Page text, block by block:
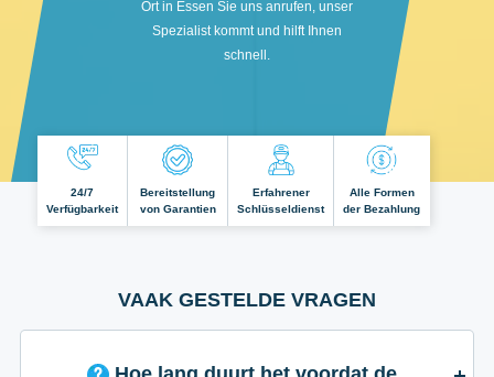
Ort in Essen Sie uns anrufen, unser
Spezialist kommt und hilft Ihnen
schnell.
24/7
Verfügbarkeit
Bereitstellung
von Garantien
Erfahrener
Schlüsseldienst
Alle Formen
der Bezahlung
VAAK GESTELDE VRAGEN